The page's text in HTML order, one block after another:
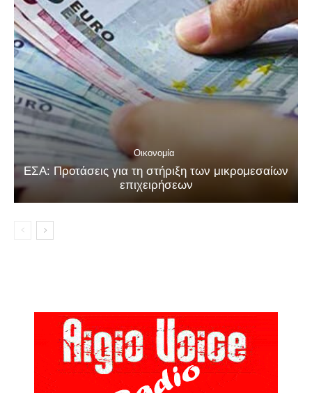
Οικονομία
ΕΣΑ: Προτάσεις για τη στήριξη των μικρομεσαίων
επιχειρήσεων